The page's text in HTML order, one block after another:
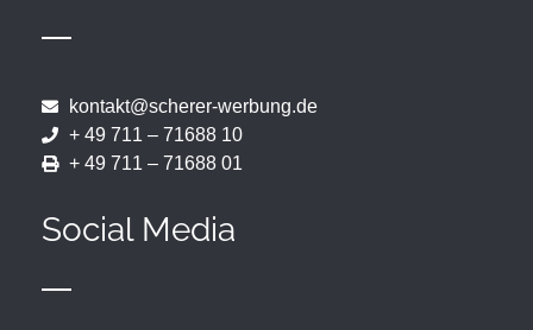
kontakt@scherer-werbung.de
+ 49 711 – 71688 10
+ 49 711 – 71688 01
Social Media